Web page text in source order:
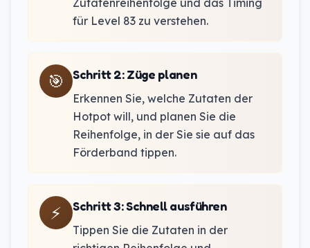
Zutatenreihenfolge und das Timing
für Level 83 zu verstehen.
🎯 Schritt 2:Züge planen
Erkennen Sie, welche Zutaten der
Hotpot will, und planen Sie die
Reihenfolge, in der Sie sie auf das
Förderband tippen.
⚡ Schritt 3:Schnell ausführen
Tippen Sie die Zutaten in der